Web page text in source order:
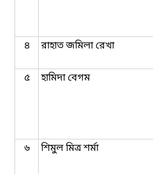
৪ রাহাত জমিলা রেখা
৫
হামিদা বেগম
৬ শিমুল মিত্র শর্মা